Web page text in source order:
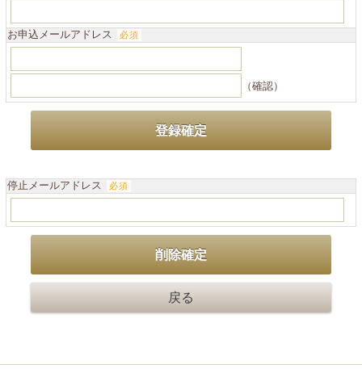
お申込メールアドレス 必須
（確認）
停止メールアドレス 必須